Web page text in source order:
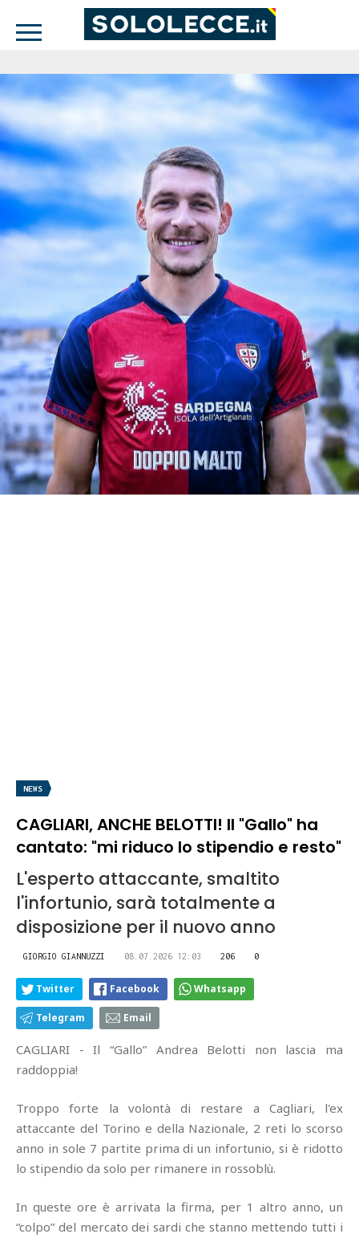
NEWS
CAGLIARI, ANCHE BELOTTI! Il "Gallo" ha
cantato: "mi riduco lo stipendio e resto"
L'esperto attaccante, smaltito
l'infortunio, sarà totalmente a
disposizione per il nuovo anno
GIORGIO GIANNUZZI 08.07.2026 12:03 206 0
Twitter Facebook Whatsapp
Telegram Email
CAGLIARI - Il “Gallo” Andrea Belotti non lascia ma
raddoppia!
Troppo forte la volontà di restare a Cagliari, l'ex
attaccante del Torino e della Nazionale, 2 reti lo scorso
anno in sole 7 partite prima di un infortunio, si è ridotto
lo stipendio da solo per rimanere in rossoblù.
In queste ore è arrivata la firma, per 1 altro anno, un
“colpo” del mercato dei sardi che stanno mettendo tutti i